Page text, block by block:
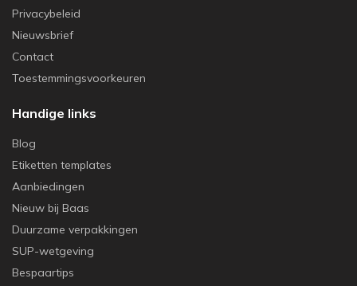
Privacybeleid
Nieuwsbrief
Contact
Toestemmingsvoorkeuren
Handige links
Blog
Etiketten templates
Aanbiedingen
Nieuw bij Baas
Duurzame verpakkingen
SUP-wetgeving
Bespaartips